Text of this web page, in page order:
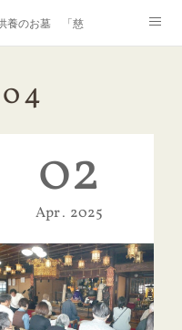
養のお墓 「慈光」
04
02
Apr 2025